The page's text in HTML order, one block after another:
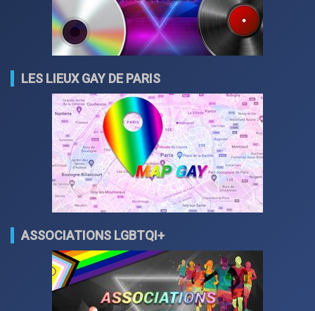
LES LIEUX GAY DE PARIS
ASSOCIATIONS LGBTQI+